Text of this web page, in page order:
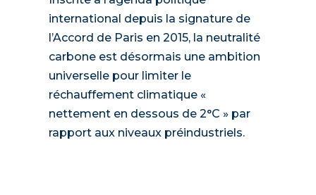
international depuis la signature de
l’Accord de Paris en 2015, la neutralité
carbone est désormais une ambition
universelle pour limiter le
réchauffement climatique «
nettement en dessous de 2°C » par
rapport aux niveaux préindustriels.